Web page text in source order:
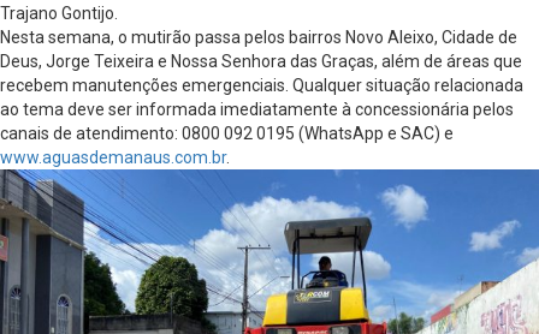
Trajano Gontijo.
Nesta semana, o mutirão passa pelos bairros Novo Aleixo, Cidade de
Deus, Jorge Teixeira e Nossa Senhora das Graças, além de áreas que
recebem manutenções emergenciais. Qualquer situação relacionada
ao tema deve ser informada imediatamente à concessionária pelos
canais de atendimento: 0800 092 0195 (WhatsApp e SAC) e
www.aguasdemanaus.com.br.